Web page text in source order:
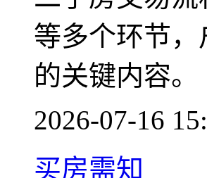
等多个环节
的关键内容。
2026-07-16
买房需知